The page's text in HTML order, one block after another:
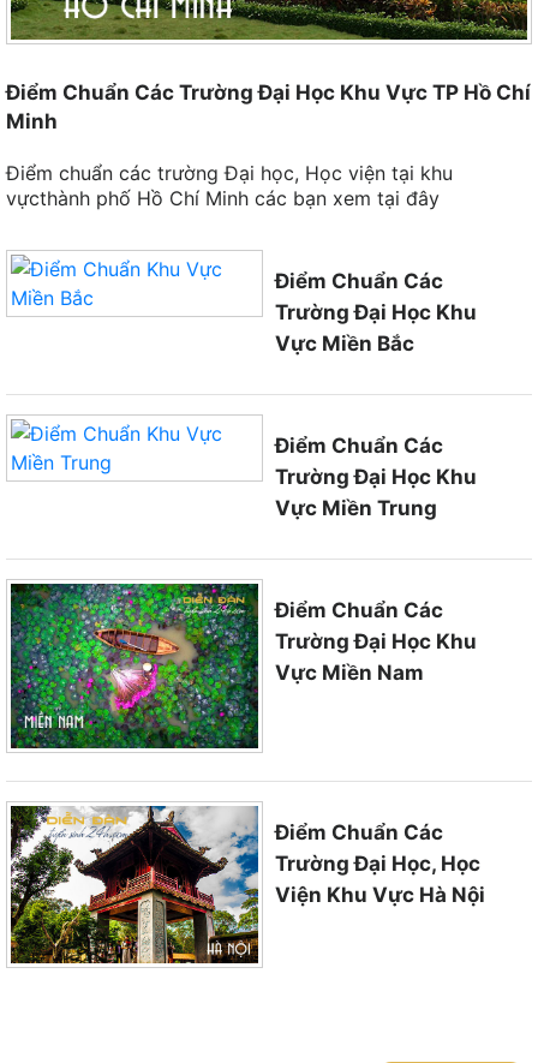
Điểm Chuẩn Các Trường Đại Học Khu Vực TP Hồ Chí
Minh
Điểm chuẩn các trường Đại học, Học viện tại khu
vựcthành phố Hồ Chí Minh các bạn xem tại đây
Điểm Chuẩn Các
Trường Đại Học Khu
Vực Miền Bắc
Điểm Chuẩn Các
Trường Đại Học Khu
Vực Miền Trung
Điểm Chuẩn Các
Trường Đại Học Khu
Vực Miền Nam
Điểm Chuẩn Các
Trường Đại Học, Học
Viện Khu Vực Hà Nội